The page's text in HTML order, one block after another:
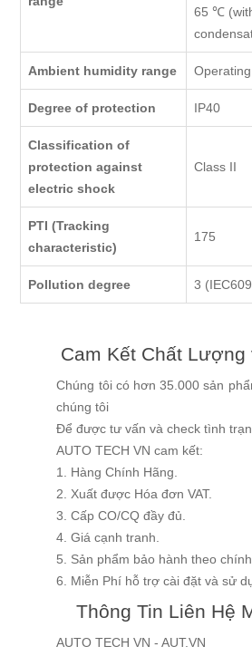
65 ℃
Ambient humidity range
Degree of protection IP40
Classification of
protection against
electric shock
Class II
PTI (Tracking
characteristic)
175
Pollution degree 3
Cam Kết Chất Lượng
Chúng tôi có hơn 35.000 sản
chúng tôi
Để được tư vấn và check tình
AUTO TECH VN cam kết:
1. Hàng Chính Hãng.
2. Xuất được Hóa đơn VAT.
3. Cấp CO/CQ đầy đủ.
4. Giá cạnh tranh.
5. Sản phẩm bảo hành theo
6. Miễn Phí hỗ trợ cài đặt và sử
Thông Tin Liên Hệ
AUTO TECH VN - AUT.VN